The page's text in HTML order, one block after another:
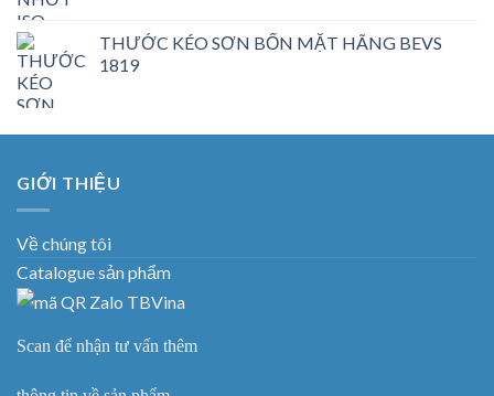
THƯỚC KÉO SƠN BỐN MẶT HÃNG BEVS
1819
GIỚI THIỆU
Về chúng tôi
Catalogue sản phẩm
Scan để nhận tư vấn thêm